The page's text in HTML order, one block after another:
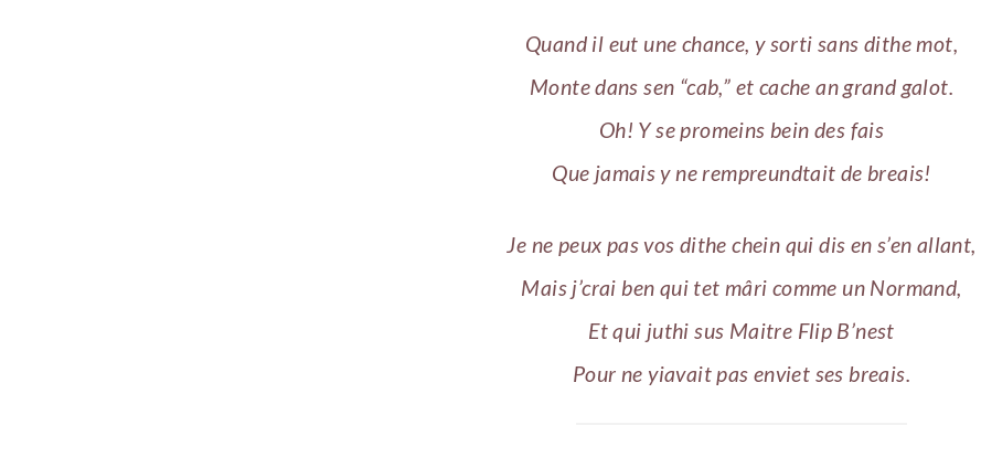
Quand il eut une chance, y sorti sans dithe mot,
Monte dans sen “cab,” et cache an grand galot.
Oh! Y se promeins bein des fais
Que jamais y ne rempreundtait de breais!
Je ne peux pas vos dithe chein qui dis en s’en allant,
Mais j’crai ben qui tet mâri comme un Normand,
Et qui juthi sus Maitre Flip B’nest
Pour ne yiavait pas enviet ses breais.